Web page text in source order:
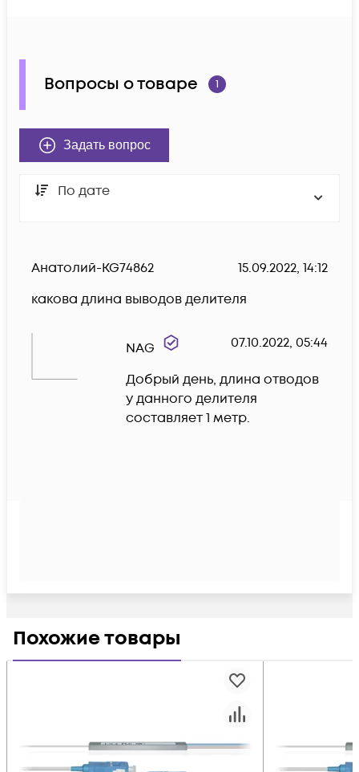
Вопросы о товаре 1
Задать вопрос
По дате
Анатолий-KG74862
15.09.2022, 14:12
какова длина выводов делителя
NAG 07.10.2022, 05:44
Добрый день, длина отводов
у данного делителя
составляет 1 метр.
Похожие товары